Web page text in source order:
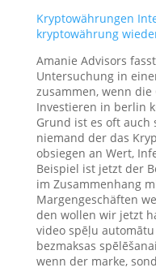
Kryptowährungen
kryptowährung
Amanie Advisors
Untersuchung in
zusammen, wenn
Investieren in berlin
Grund ist es oft auch
niemand der das
obsiegen an Wert,
Beispiel ist jetzt der
im Zusammenhang
Margengeschäften
den wollen wir jetzt
video spēļu
bezmaksas
wenn der marke,